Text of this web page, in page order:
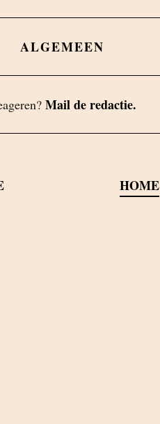
ALGEMEEN
Mail de redactie.
HOME